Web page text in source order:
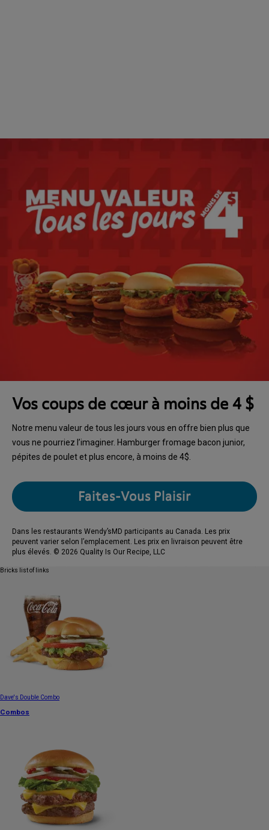
Vos coups de cœur à moins de 4 $
Notre menu valeur de tous les jours vous en offre bien plus que
vous ne pourriez l’imaginer. Hamburger fromage bacon junior,
pépites de poulet et plus encore, à moins de 4$.
Faites-Vous Plaisir
Dans les restaurants Wendy’sMD participants au Canada. Les prix
peuvent varier selon l’emplacement. Les prix en livraison peuvent être
plus élevés. © 2026 Quality Is Our Recipe, LLC
Bricks list of links
Dave's Double Combo
Combos